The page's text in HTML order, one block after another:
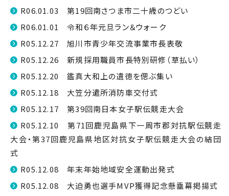
R06.01.03 第19回南さつま市二十歳のつどい
R06.01.01 令和６年元旦ラン＆ウォーク
R05.12.27 旭川市青少年交流事業市長表敬
R05.12.26 新規採用職員市長特別研修（草払い）
R05.12.20 鑑真大和上の遺徳を偲ぶ集い
R05.12.18 大笠分遣所消防車交付式
R05.12.17 第39回南日本女子駅伝競走大会
R05.12.10 第71回鹿児島県下一周市郡対抗駅伝競走
大会・第37回鹿児島県地区対抗女子駅伝競走大会の結団
式
R05.12.08 年末年始地域安全運動出発式
R05.12.08 大迫勇也選手MVP獲得記念懸垂幕掲揚式